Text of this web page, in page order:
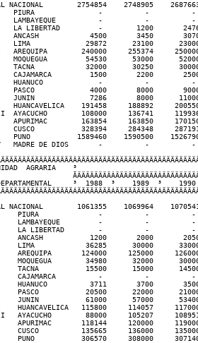
NACIONAL        2754854    2748905
PIURA               -          -
LAMBAYEQUE          -          -
LA LIBERTAD         -        1200
ANCASH            4500       3450
LIMA             29872      23100
AREQUIPA        240000     255374
MOQUEGUA         54530      53000
TACNA            32000      30250
CAJAMARCA         1500       2200
HUANUCO             -          -
PASCO             4000       8000
JUNIN             7286       8000
HUANCAVELICA    191458     188892
AYACUCHO        108000     136741
APURIMAC        163854     163850
CUSCO           328394     284348
PUNO           1589460    1590500
MADRE DE DIOS       -          -
AGRARIA    ³
³  1988  ³    1989  ³
NACIONAL        1061355    1069964
PIURA              -          -
LAMBAYEQUE         -          -
LA LIBERTAD        -          -
ANCASH           1200       2000
LIMA            36285      30000
AREQUIPA       124000     125000
MOQUEGUA        34980      32000
TACNA           15500      15000
CAJAMARCA          -          -
HUANUCO          3711       3700
PASCO           20500      22000
JUNIN           61000      57000
HUANCAVELICA   115800     114057
AYACUCHO        88000     105207
APURIMAC       118144     120000
CUSCO          135665     136000
PUNO           306570     308000